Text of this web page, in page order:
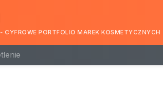
PORTFOLIO MAREK KOSMETYCZNYCH